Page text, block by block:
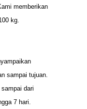
memberikan
kg.
sampai tujuan.
dari
7 hari.